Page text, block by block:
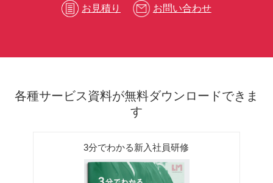
お見積り お問い合わせ
各種サービス資料が無料ダウンロードできま
す
3分でわかる新入社員研修